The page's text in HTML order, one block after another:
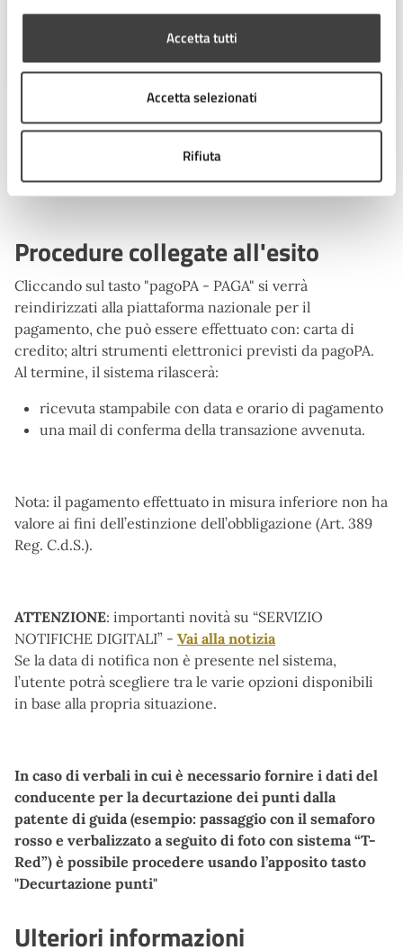
Accetta tutti
Accetta selezionati
Rifiuta
amministrative - URP
Argomenti:
Procedure collegate all'esito
Cliccando sul tasto "pagoPA - PAGA" si verrà
reindirizzati alla piattaforma nazionale per il
pagamento, che può essere effettuato con: carta di
credito; altri strumenti elettronici previsti da pagoPA.
Al termine, il sistema rilascerà:
ricevuta stampabile con data e orario di pagamento
una mail di conferma della transazione avvenuta.
Nota: il pagamento effettuato in misura inferiore non ha
valore ai fini dell’estinzione dell’obbligazione (Art. 389
Reg. C.d.S.).
ATTENZIONE: importanti novità su “SERVIZIO
NOTIFICHE DIGITALI” - Vai alla notizia
Se la data di notifica non è presente nel sistema,
l’utente potrà scegliere tra le varie opzioni disponibili
in base alla propria situazione.
In caso di verbali in cui è necessario fornire i dati del
conducente per la decurtazione dei punti dalla
patente di guida (esempio: passaggio con il semaforo
rosso e verbalizzato a seguito di foto con sistema “T-
Red”) è possibile procedere usando l’apposito tasto
"Decurtazione punti"
Ulteriori informazioni